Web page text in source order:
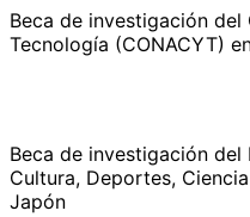
Beca de investigación
Tecnología (CONACYT)
Beca de investigación
Cultura, Deportes,
Japón